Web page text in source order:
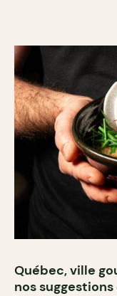
Québec, ville
nos